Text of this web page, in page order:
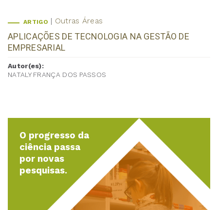
ARTIGO Outras Áreas
APLICAÇÕES DE TECNOLOGIA NA GESTÃO DE
EMPRESARIAL
Autor(es):
NATALY FRANÇA DOS PASSOS
O progresso da
ciência passa
por novas
pesquisas.